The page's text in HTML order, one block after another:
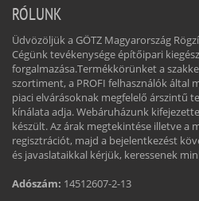
RÓLUNK
Üdvözöljük a GÖTZ Magyarország
Cégünk tevékenysége építőipari
forgalmazása.Termékkörünket a
szortiment, a PROFI felhasználók által
piaci elvárásoknak megfelelő árszintű
kínálata adja. Webáruházunk
készült. Az árak megtekintése illetve a
regisztrációt, majd a bejelentkezést
és javaslataikkal kérjük, keressenek
Adószám: 14512607-2-13